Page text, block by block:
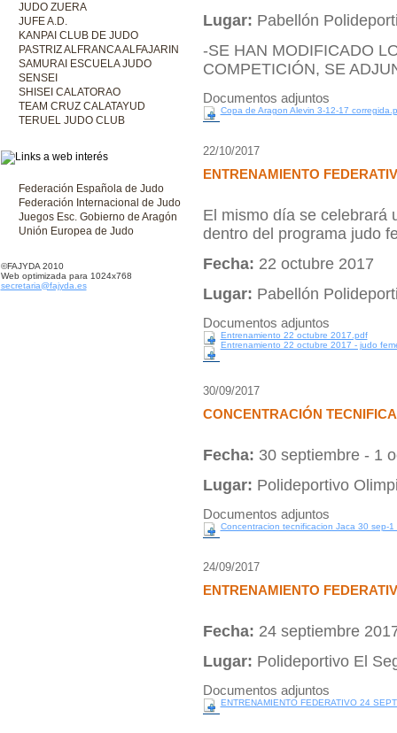
JUDO ZUERA
JUFE A.D.
KANPAI CLUB DE JUDO
PASTRIZ ALFRANCA ALFAJARIN
SAMURAI ESCUELA JUDO
SENSEI
SHISEI CALATORAO
TEAM CRUZ CALATAYUD
TERUEL JUDO CLUB
Federación Española de Judo
Federación Internacional de Judo
Juegos Esc. Gobierno de Aragón
Unión Europea de Judo
©FAJYDA 2010
Web optimizada para 1024x768
secretaria@fajyda.es
Lugar: Pabellón
-SE HAN MODIFICADO
COMPETICIÓN, SE
Documentos adjuntos
Copa de Aragon Alevin 3-12-17
22/10/2017
ENTRENAMIENTO
El mismo día se celebrará
dentro del programa judo
Fecha: 22 octubre 2017
Lugar: Pabellón
Documentos adjuntos
Entrenamiento 22 octubre 2017.pdf
Entrenamiento 22 octubre 2017 - judo
30/09/2017
CONCENTRACIÓN
Fecha: 30 septiembre - 1
Lugar: Polideportivo
Documentos adjuntos
Concentracion tecnificacion Jaca 30 sep-1
24/09/2017
ENTRENAMIENTO
Fecha: 24 septiembre
Lugar: Polideportivo El
Documentos adjuntos
ENTRENAMIENTO FEDERATIVO 24